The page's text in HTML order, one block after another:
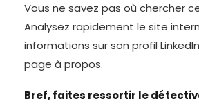
Vous ne savez pas où chercher
Analysez rapidement le site
informations sur son profil
page à propos.
Bref, faites ressortir le